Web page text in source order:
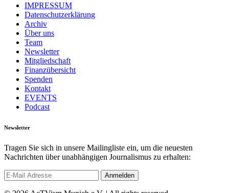
IMPRESSUM
Datenschutzerklärung
Archiv
Über uns
Team
Newsletter
Mitgliedschaft
Finanzübersicht
Spenden
Kontakt
EVENTS
Podcast
Newsletter
Tragen Sie sich in unsere Mailingliste ein, um die neuesten
Nachrichten über unabhängigen Journalismus zu erhalten: